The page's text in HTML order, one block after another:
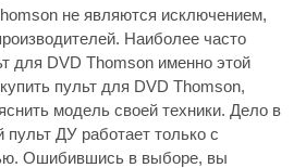
не являются исключением,
Наиболее часто
для DVD Thomson именно этой
пульт для DVD Thomson,
модель своей техники. Дело в
ДУ работает только с
Ошибившись в выборе, вы